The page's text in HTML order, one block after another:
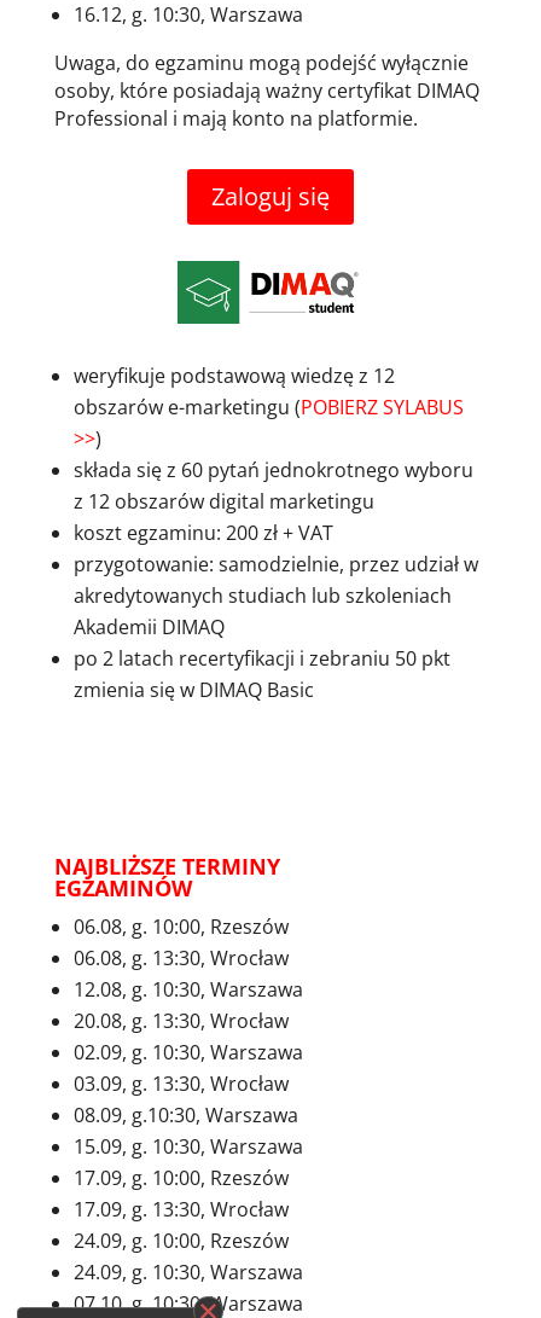
16.12, g. 10:30, Warszawa
Uwaga, do egzaminu mogą podejść wyłącznie
osoby, które posiadają ważny certyfikat DIMAQ
Professional i mają konto na platformie.
Zaloguj się
weryfikuje podstawową wiedzę z 12
obszarów e-marketingu (POBIERZ SYLABUS
>>)
składa się z 60 pytań jednokrotnego wyboru
z 12 obszarów digital marketingu
koszt egzaminu: 200 zł + VAT
przygotowanie: samodzielnie, przez udział w
akredytowanych studiach lub szkoleniach
Akademii DIMAQ
po 2 latach recertyfikacji i zebraniu 50 pkt
zmienia się w DIMAQ Basic
NAJBLIŻSZE TERMINY
EGZAMINÓW
06.08, g. 10:00, Rzeszów
06.08, g. 13:30, Wrocław
12.08, g. 10:30, Warszawa
20.08, g. 13:30, Wrocław
02.09, g. 10:30, Warszawa
03.09, g. 13:30, Wrocław
08.09, g.10:30, Warszawa
15.09, g. 10:30, Warszawa
17.09, g. 10:00, Rzeszów
17.09, g. 13:30, Wrocław
24.09, g. 10:00, Rzeszów
24.09, g. 10:30, Warszawa
07.10, g. 10:30, Warszawa